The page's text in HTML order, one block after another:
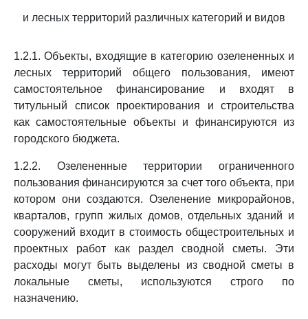
и лесных территорий различных категорий и видов
1.2.1. Объекты, входящие в категорию озелененных и
лесных территорий общего пользования, имеют
самостоятельное финансирование и входят в
титульный список проектирования и строительства
как самостоятельные объекты и финансируются из
городского бюджета.
1.2.2. Озелененные территории ограниченного
пользования финансируются за счет того объекта, при
котором они создаются. Озеленение микрорайонов,
кварталов, групп жилых домов, отдельных зданий и
сооружений входит в стоимость общестроительных и
проектных работ как раздел сводной сметы. Эти
расходы могут быть выделены из сводной сметы в
локальные сметы, используются строго по
назначению.